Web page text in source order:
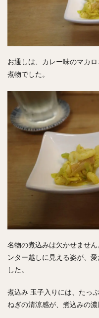
お通しは、カレー味のマカ
煮物でした。
名物の煮込みは欠かせませ
ンター越しに見える姿が、
した。
煮込み 玉子入りには、たっ
ねぎの清涼感が、煮込みの濃